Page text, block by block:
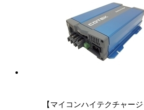
【マイコンハイテクチャー